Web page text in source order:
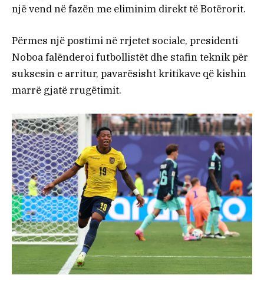
një vend në fazën me eliminim direkt të Botërorit.
Përmes një postimi në rrjetet sociale, presidenti
Noboa falënderoi futbollistët dhe stafin teknik për
suksesin e arritur, pavarësisht kritikave që kishin
marrë gjatë rrugëtimit.